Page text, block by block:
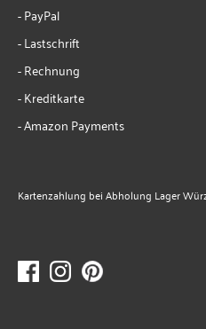
- PayPal
- Lastschrift
- Rechnung
- Kreditkarte
- Amazon Payments
Kartenzahlung bei Abholung Lager